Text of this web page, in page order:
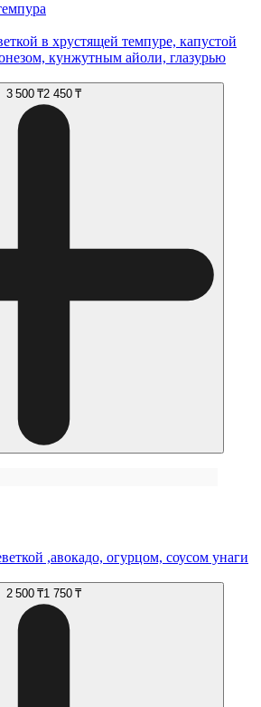
в хрустящей темпуре, капустой
кунжутным айоли, глазурью
3 500 ₸2 450 ₸
,авокадо, огурцом, соусом унаги
2 500 ₸1 750 ₸